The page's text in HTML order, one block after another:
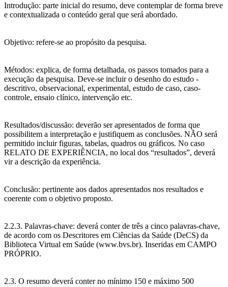
Introdução: parte inicial do resumo, deve contemplar de forma breve
e contextualizada o conteúdo geral que será abordado.
Objetivo: refere-se ao propósito da pesquisa.
Métodos: explica, de forma detalhada, os passos tomados para a
execução da pesquisa. Deve-se incluir o desenho do estudo -
descritivo, observacional, experimental, estudo de caso, caso-
controle, ensaio clínico, intervenção etc.
Resultados/discussão: deverão ser apresentados de forma que
possibilitem a interpretação e justifiquem as conclusões. NÃO será
permitido incluir figuras, tabelas, quadros ou gráficos. No caso
RELATO DE EXPERIÊNCIA, no local dos “resultados”, deverá
vir a descrição da experiência.
Conclusão: pertinente aos dados apresentados nos resultados e
coerente com o objetivo proposto.
2.2.3. Palavras-chave: deverá conter de três a cinco palavras-chave,
de acordo com os Descritores em Ciências da Saúde (DeCS) da
Biblioteca Virtual em Saúde (www.bvs.br). Inseridas em CAMPO
PRÓPRIO.
2.3. O resumo deverá conter no mínimo 150 e máximo 500